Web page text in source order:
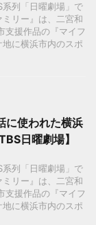
列「日曜劇場」で
リー』は、二宮和
支援作品の『マイフ
に横浜市内のスポ
に使われた横浜
日曜劇場】
列「日曜劇場」で
リー』は、二宮和
支援作品の『マイフ
に横浜市内のスポ